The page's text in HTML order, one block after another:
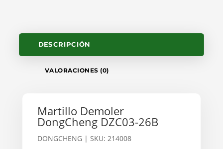
DESCRIPCIÓN
VALORACIONES (0)
Martillo Demoler
DongCheng DZC03-26B
DONGCHENG | SKU: 214008